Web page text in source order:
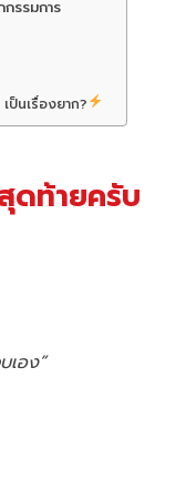
กรรมการ
ป็นเรื่องยาก?
ดท้ายครับ
เอง”